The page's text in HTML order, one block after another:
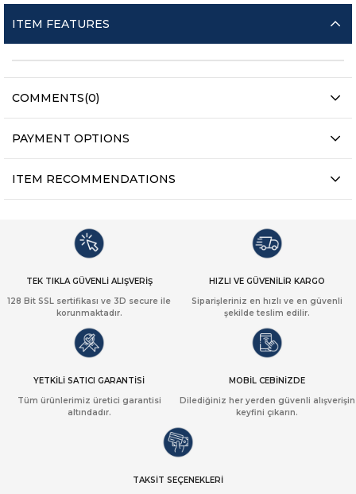
ITEM FEATURES
COMMENTS(0)
PAYMENT OPTIONS
ITEM RECOMMENDATIONS
TEK TIKLA GÜVENLİ ALIŞVERİŞ
128 Bit SSL sertifikası ve 3D secure ile
korunmaktadır.
HIZLI VE GÜVENİLİR KARGO
Siparişleriniz en hızlı ve en güvenli
şekilde teslim edilir.
YETKİLİ SATICI GARANTİSİ
Tüm ürünlerimiz üretici garantisi
altındadır.
MOBİL CEBİNİZDE
Dilediğiniz her yerden güvenli alışverişin
keyfini çıkarın.
TAKSİT SEÇENEKLERİ